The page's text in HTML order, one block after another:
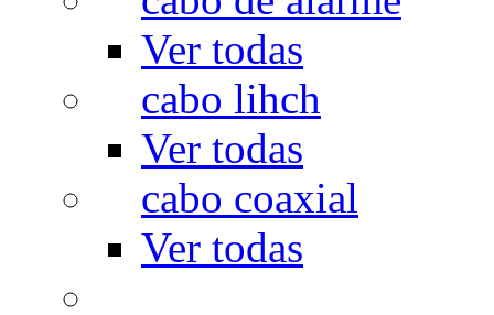
Ver todas
cabo lihch
Ver todas
cabo coaxial
Ver todas